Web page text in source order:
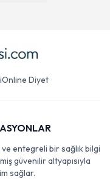
Online Diyet
ve entegreli bir sağlık bilgi
güvenilir altyapısıyla
sağlar.